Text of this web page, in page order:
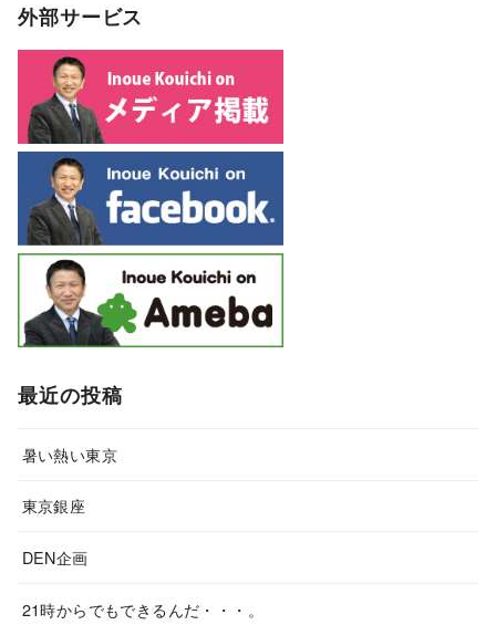
外部サービス
最近の投稿
暑い熱い東京
東京銀座
DEN企画
21時からでもできるんだ・・・。